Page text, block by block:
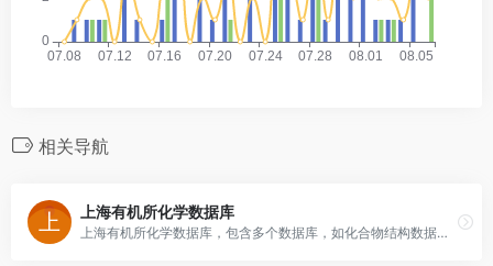
相关导航
上海有机所化学数据库
上海有机所化学数据库，包含多个数据库，如化合物结构数据库、核磁谱图数据库、质谱谱图数据库、红外谱图数据库、物化性质数据库等，注册后可免费使用。